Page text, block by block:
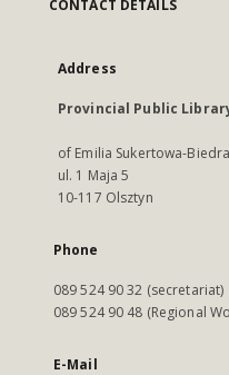
CONTACT DETAILS
Address
Provincial Public
of Emilia Sukertowa-
ul. 1 Maja 5
10-117 Olsztyn
Phone
089 524 90 32 (secretariat)
089 524 90 48 (Regional
E-Mail